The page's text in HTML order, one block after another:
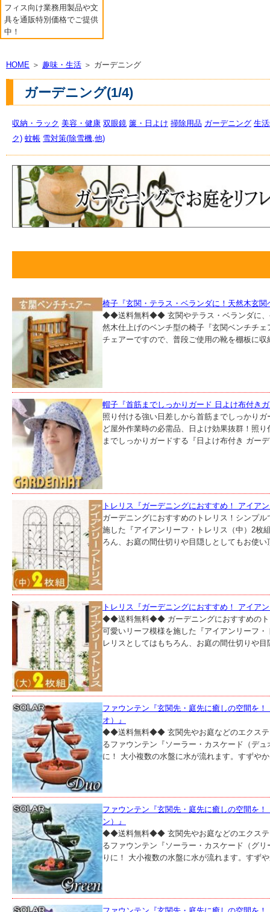
フィス向け業務用製品や文
具を通販特別価格でご提供
中！
HOME ＞ 趣味・生活 ＞ ガーデニング
ガーデニング(1/4)
収納・ラック 美容・健康 双眼鏡 簾・日よけ 掃除用品 ガーデニング 生
ク) 蚊帳 雪対策(除雪機,他)
椅子『玄関・テラス・ベランダに！天然木玄関
◆◆送料無料◆◆ 玄関やテラス・ベランダに、
然木仕上げのベンチ型の椅子『玄関ベンチチ
チェアーですので、普段ご使用の靴を棚板に
帽子『首筋までしっかりガード 日よけ布付き
照り付ける強い日差しから首筋までしっかり
ど屋外作業時の必需品、日よけ効果抜群！照
までしっかりガードする『日よけ布付き ガー
トレリス『ガーデニングにおすすめ！ アイア
ガーデニングにおすすめのトレリス！シンプ
施した『アイアンリーフ・トレリス（中）2枚
ろん、お庭の間仕切りや目隠しとしてもお使
トレリス『ガーデニングにおすすめ！ アイア
◆◆送料無料◆◆ ガーデニングにおすすめのト
可愛いリーフ模様を施した『アイアンリーフ
レリスとしてはもちろん、お庭の間仕切りや
ファウンテン『玄関先・庭先に癒しの空間を
オ）』
◆◆送料無料◆◆ 玄関先やお庭などのエクステ
るファウンテン『ソーラー・カスケード（デ
に！ 大小複数の水盤に水が流れます。すずや
ファウンテン『玄関先・庭先に癒しの空間を
ン）』
◆◆送料無料◆◆ 玄関先やお庭などのエクステ
るファウンテン『ソーラー・カスケード（グ
りに！ 大小複数の水盤に水が流れます。すず